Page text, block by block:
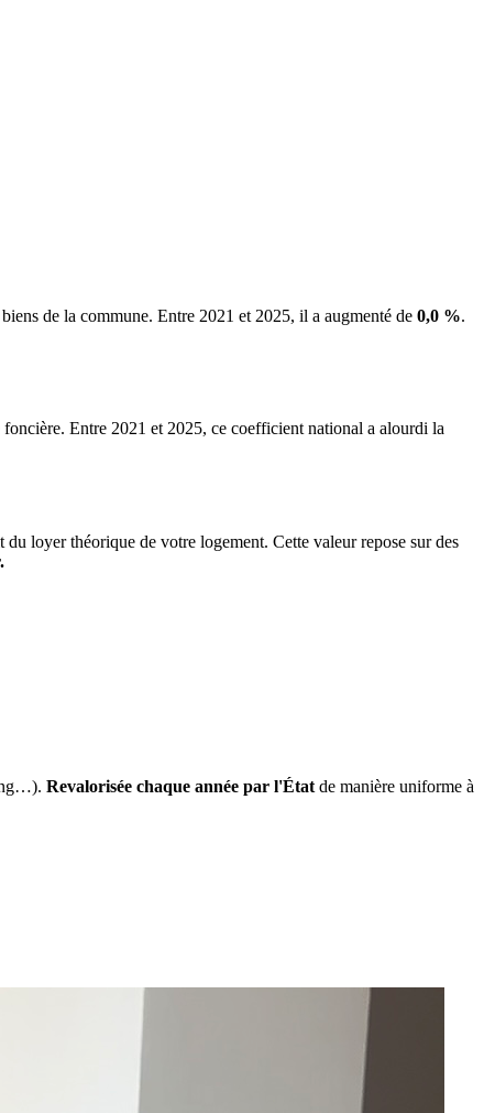
de la commune. Entre 2021 et 2025, il a augmenté de 0,0 %.
Entre 2021 et 2025, ce coefficient national a alourdi la
loyer théorique de votre logement. Cette valeur repose sur des
Revalorisée chaque année par l'État de manière uniforme à